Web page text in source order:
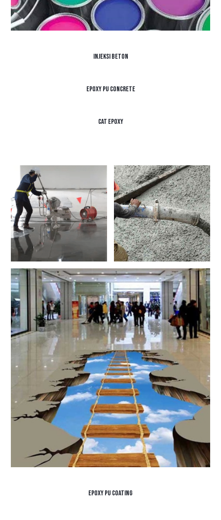
Injeksi Beton
Epoxy PU Concrete
Cat Epoxy
Epoxy PU Coating